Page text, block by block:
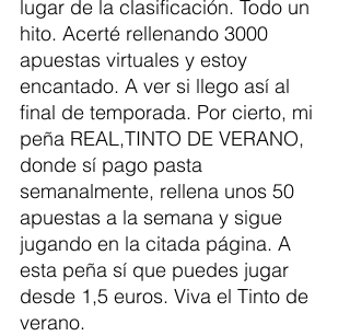
lugar de la clasificación. Todo un
hito. Acerté rellenando 3000
apuestas virtuales y estoy
encantado. A ver si llego así al
final de temporada. Por cierto, mi
peña REAL,TINTO DE VERANO,
donde sí pago pasta
semanalmente, rellena unos 50
apuestas a la semana y sigue
jugando en la citada página. A
esta peña sí que puedes jugar
desde 1,5 euros. Viva el Tinto de
verano.